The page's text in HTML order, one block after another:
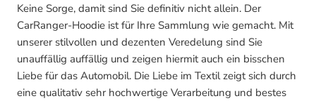
Keine Sorge, damit sind Sie definitiv nicht allein. Der
CarRanger-Hoodie ist für Ihre Sammlung wie gemacht. Mit
unserer stilvollen und dezenten Veredelung sind Sie
unauffällig auffällig und zeigen hiermit auch ein bisschen
Liebe für das Automobil. Die Liebe im Textil zeigt sich durch
eine qualitativ sehr hochwertige Verarbeitung und bestes